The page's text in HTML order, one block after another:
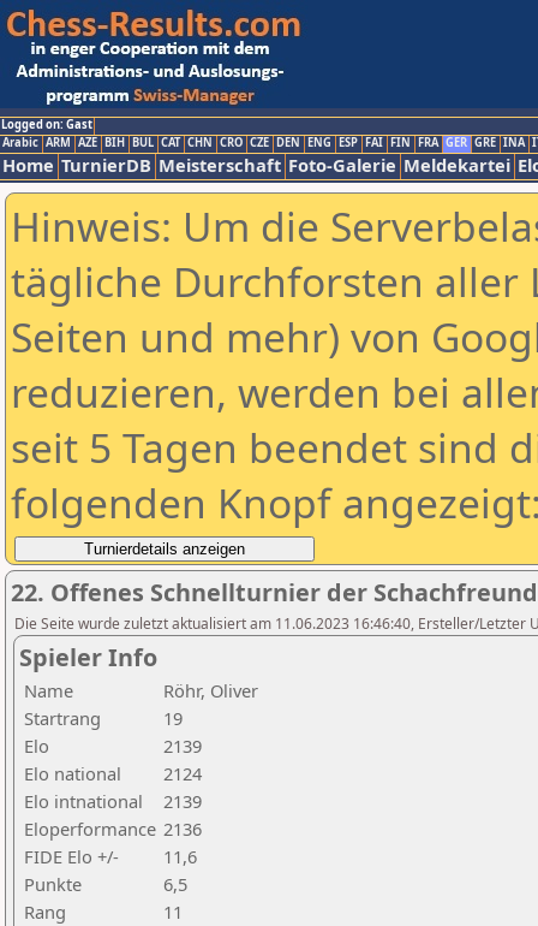
Logged on: Gast
Arabic ARM AZE BIH BUL CAT CHN CRO CZE DEN ENG ESP FAI FIN FRA GER GRE INA
Home TurnierDB Meisterschaft Foto-Galerie Meldekartei
Hinweis: Um die
tägliche Durchforsten aller
Seiten und mehr) von
reduzieren, werden bei
seit 5 Tagen beendet sind
folgenden Knopf
22. Offenes Schnellturnier der
Die Seite wurde zuletzt aktualisiert am 11.06.2023 16:46:40, Ersteller/Letzter
Spieler Info
Name
Röhr, Oliver
Startrang
19
Elo
2139
Elo national
2124
Elo intnational
2139
Eloperformance 2136
FIDE Elo +/-
11,6
Punkte
6,5
Rang
11